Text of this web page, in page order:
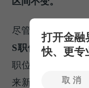
尽管5月ADP数据
S职位空缺报告却
职位空缺数意外
来新高，但这可
打开金融
快、更专
取消